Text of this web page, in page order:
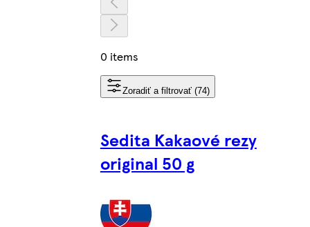
0 items
Zoradiť a filtrovať (74)
Sedita Kakaové rezy
original 50 g